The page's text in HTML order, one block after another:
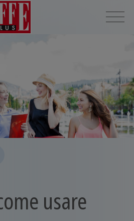
usare